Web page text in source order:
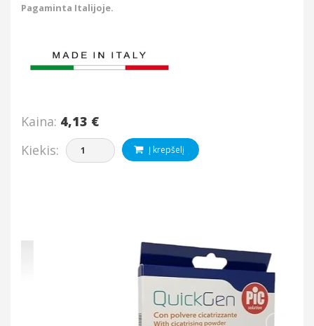
Pagaminta Italijoje.
Kaina: 4,13 €
Kiekis:
Į krepšelį